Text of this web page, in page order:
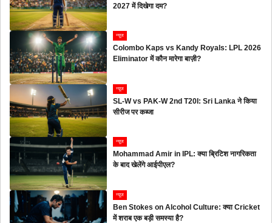
2027 में दिखेगा दम?
न्यूज
Colombo Kaps vs Kandy Royals: LPL 2026
Eliminator में कौन मारेगा बाज़ी?
न्यूज
SL-W vs PAK-W 2nd T20I: Sri Lanka ने किया
सीरीज पर कब्जा
न्यूज
Mohammad Amir in IPL: क्या ब्रिटिश नागरिकता
के बाद खेलेंगे आईपीएल?
न्यूज
Ben Stokes on Alcohol Culture: क्या Cricket
में शराब एक बड़ी समस्या है?